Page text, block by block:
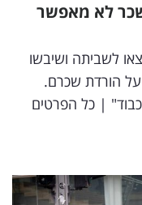
לא מאפשר
לשביתה ושיבשו
הורדת שכרם.
| כל הפרטים